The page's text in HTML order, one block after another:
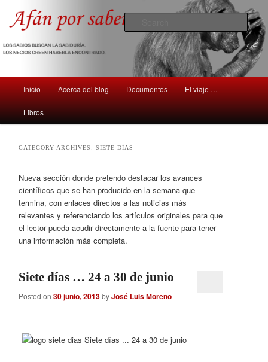
Afán por saber
Comentarios sobre aspectos interesantes y sorprendentes del mundo que
nos rodea
Main
menu
Skip
to
Skip
to
Inicio Acerca del blog Documentos El viaje …
Libros
CATEGORY ARCHIVES: SIETE DÍAS
Nueva sección donde pretendo destacar los avances
científicos que se han producido en la semana que
termina, con enlaces directos a las noticias más
relevantes y referenciando los artículos originales para que
el lector pueda acudir directamente a la fuente para tener
una información más completa.
Siete días … 24 a 30 de junio
Posted on 30 junio, 2013byJosé Luis Moreno